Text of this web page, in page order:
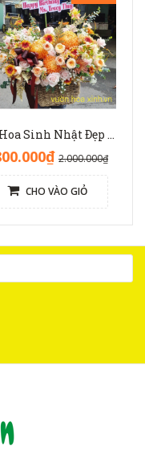
Đặt Hoa Sinh Nhật Đẹp Sang Trọng: Lẵng Hoa Màu Nâu(Nude) - GH1093
2.000.000₫
CHO VÀO GIỎ